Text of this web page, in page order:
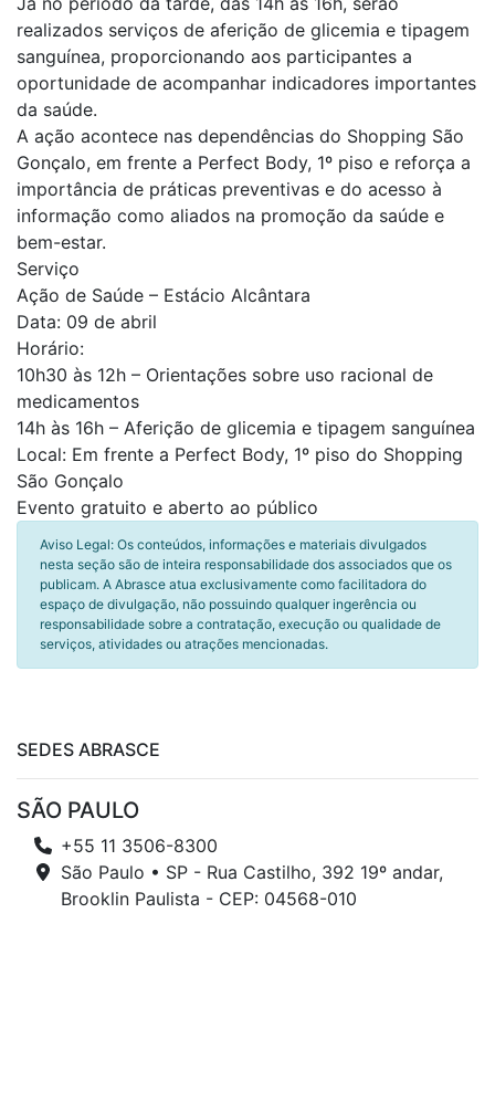
realizados serviços de aferição de glicemia e tipagem
sanguínea, proporcionando aos participantes a
oportunidade de acompanhar indicadores importantes
da saúde.
A ação acontece nas dependências do Shopping São
Gonçalo, em frente a Perfect Body, 1º piso e reforça a
importância de práticas preventivas e do acesso à
informação como aliados na promoção da saúde e
bem-estar.
Serviço
Ação de Saúde – Estácio Alcântara
Data: 09 de abril
Horário:
10h30 às 12h – Orientações sobre uso racional de
medicamentos
14h às 16h – Aferição de glicemia e tipagem sanguínea
Local: Em frente a Perfect Body, 1º piso do Shopping
São Gonçalo
Evento gratuito e aberto ao público
Aviso Legal: Os conteúdos, informações e materiais divulgados
nesta seção são de inteira responsabilidade dos associados que os
publicam. A Abrasce atua exclusivamente como facilitadora do
espaço de divulgação, não possuindo qualquer ingerência ou
responsabilidade sobre a contratação, execução ou qualidade de
serviços, atividades ou atrações mencionadas.
SEDES ABRASCE
SÃO PAULO
+55 11 3506-8300
São Paulo • SP - Rua Castilho, 392 19º andar,
Brooklin Paulista - CEP: 04568-010